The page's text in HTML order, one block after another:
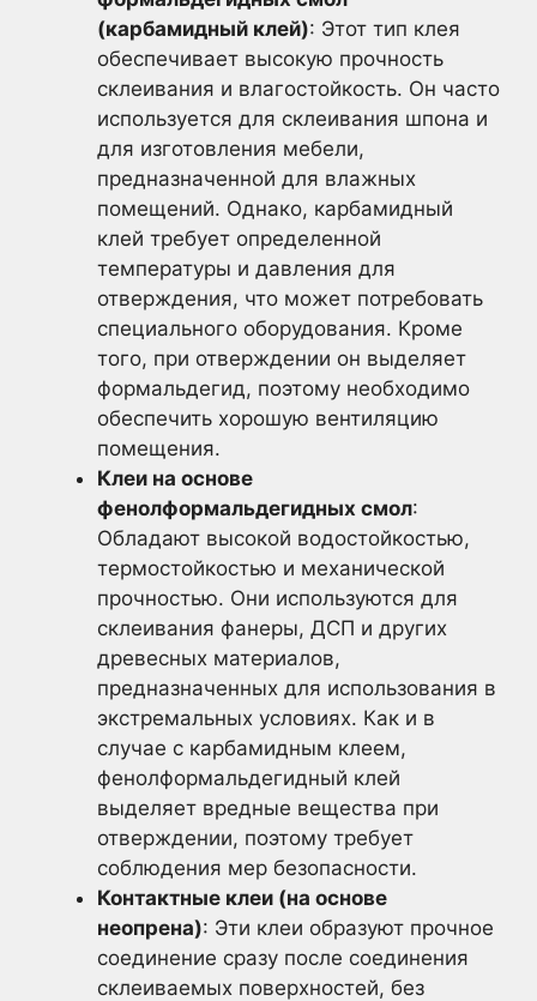
(карбамидный клей): Этот тип клея
обеспечивает высокую прочность
склеивания и влагостойкость. Он часто
используется для склеивания шпона и
для изготовления мебели,
предназначенной для влажных
помещений. Однако, карбамидный
клей требует определенной
температуры и давления для
отверждения, что может потребовать
специального оборудования. Кроме
того, при отверждении он выделяет
формальдегид, поэтому необходимо
обеспечить хорошую вентиляцию
помещения.
Клеи на основе
фенолформальдегидных смол:
Обладают высокой водостойкостью,
термостойкостью и механической
прочностью. Они используются для
склеивания фанеры, ДСП и других
древесных материалов,
предназначенных для использования в
экстремальных условиях. Как и в
случае с карбамидным клеем,
фенолформальдегидный клей
выделяет вредные вещества при
отверждении, поэтому требует
соблюдения мер безопасности.
Контактные клеи (на основе
неопрена): Эти клеи образуют прочное
соединение сразу после соединения
склеиваемых поверхностей, без